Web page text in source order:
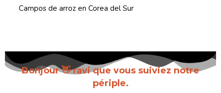
Campos de arroz en Corea del Sur
Bonjour 👋 ravi que vous suiviez notre
périple.